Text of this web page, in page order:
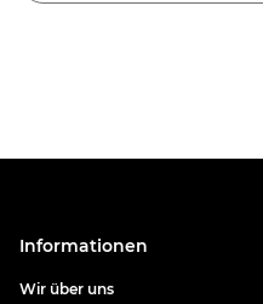
Informationen
Wir über uns